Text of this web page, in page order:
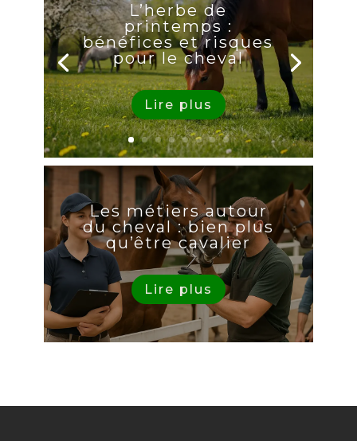
L’herbe de
printemps :
bénéfices et risques
pour le cheval
Lire plus
Les métiers autour
du cheval : bien plus
qu’être cavalier
Lire plus